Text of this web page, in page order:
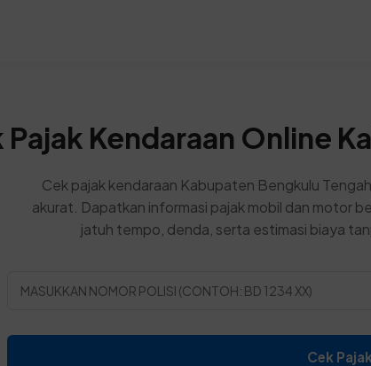
Pajak Kendaraan Online
Cek pajak kendaraan Kabupaten Bengkulu
akurat. Dapatkan informasi pajak mobil dan motor
jatuh tempo, denda, serta estimasi biaya
Cek Pajak